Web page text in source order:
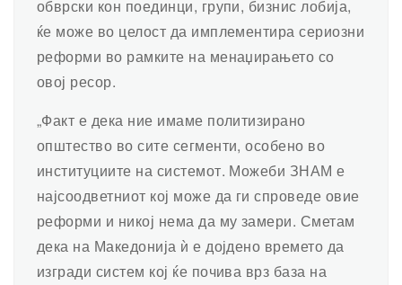
обврски кон поединци, групи, бизнис лобија,
ќе може во целост да имплементира сериозни
реформи во рамките на менаџирањето со
овој ресор.
„Факт е дека ние имаме политизирано
општество во сите сегменти, особено во
институциите на системот. Можеби ЗНАМ е
најсоодветниот кој може да ги спроведе овие
реформи и никој нема да му замери. Сметам
дека на Македонија ѝ е дојдено времето да
изгради систем кој ќе почива врз база на